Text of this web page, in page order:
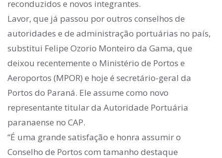
reconduzidos e novos integrantes.
Lavor, que já passou por outros conselhos de
autoridades e de administração portuárias no país,
substitui Felipe Ozorio Monteiro da Gama, que
deixou recentemente o Ministério de Portos e
Aeroportos (MPOR) e hoje é secretário-geral da
Portos do Paraná. Ele assume como novo
representante titular da Autoridade Portuária
paranaense no CAP.
“É uma grande satisfação e honra assumir o
Conselho de Portos com tamanho destaque